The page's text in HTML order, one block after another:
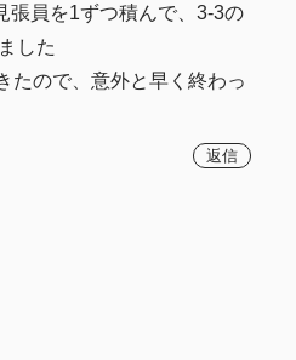
張員を1ずつ積んで、3-3の
した
たので、意外と早く終わっ
返信